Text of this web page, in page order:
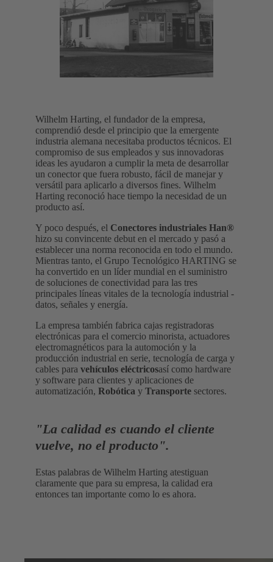
Wilhelm Harting, el fundador de la empresa,
comprendió desde el principio que la emergente
industria alemana necesitaba productos técnicos. El
compromiso de sus empleados y sus innovadoras
ideas les ayudaron a cumplir la meta de desarrollar
un conector que fuera robusto, fácil de manejar y
versátil para aplicarlo a diversos fines. Wilhelm
Harting reconoció hace tiempo la necesidad de un
producto así.
Y poco después, el Conectores industriales Han®
hizo su convincente debut en el mercado y pasó a
establecer una norma reconocida en todo el mundo.
Mientras tanto, el Grupo Tecnológico HARTING se
ha convertido en un líder mundial en el suministro
de soluciones de conectividad para las tres
principales líneas vitales de la tecnología industrial -
datos, señales y energía.
La empresa también fabrica cajas registradoras
electrónicas para el comercio minorista, actuadores
electromagnéticos para la automoción y la
producción industrial en serie, tecnología de carga y
cables para vehículos eléctricosasí como hardware
y software para clientes y aplicaciones de
automatización, Robótica y Transporte sectores.
"La calidad es cuando el cliente
vuelve, no el producto".
Estas palabras de Wilhelm Harting atestiguan
claramente que para su empresa, la calidad era
entonces tan importante como lo es ahora.